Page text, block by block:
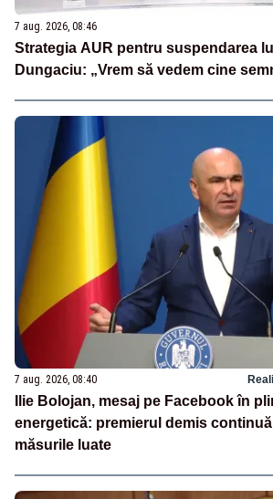
7 aug. 2026, 08:46
Strategia AUR pentru suspendarea
Dungaciu: „Vrem să vedem cine
7 aug. 2026, 08:40
Ilie Bolojan, mesaj pe Facebook în
energetică: premierul demis
măsurile luate